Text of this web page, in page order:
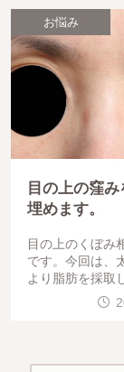
欠点が一つ、
お悩み
目の上の窪
埋めます。
目の上のくぼみ
です。今回は、
より脂肪を採取
ルチレイヤーの
ていただいたゲ